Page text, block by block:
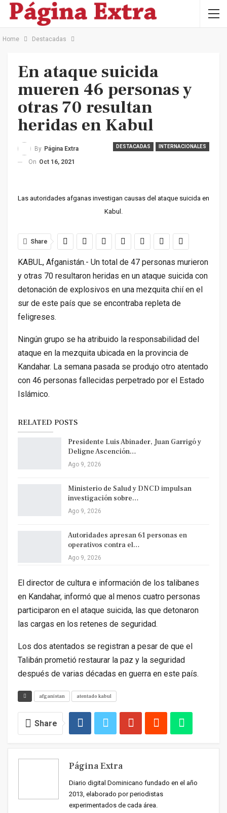
Home Destacadas
En ataque suicida
mueren 46 personas y
otras 70 resultan
heridas en Kabul
DESTACADAS INTERNACIONALES
By Página Extra
On Oct 16, 2021
Las autoridades afganas investigan causas del ataque suicida en
Kabul.
Share
KABUL, Afganistán.- Un total de 47 personas murieron
y otras 70 resultaron heridas en un ataque suicida con
detonación de explosivos en una mezquita chií en el
sur de este país que se encontraba repleta de
feligreses.
Ningún grupo se ha atribuido la responsabilidad del
ataque en la mezquita ubicada en la provincia de
Kandahar. La semana pasada se produjo otro atentado
con 46 personas fallecidas perpetrado por el Estado
Islámico.
RELATED POSTS
Presidente Luis Abinader, Juan Garrigó y
Deligne Ascención…
Ago 9, 2026
Ministerio de Salud y DNCD impulsan
investigación sobre…
Ago 9, 2026
Autoridades apresan 61 personas en
operativos contra el…
Ago 9, 2026
El director de cultura e información de los talibanes
en Kandahar, informó que al menos cuatro personas
participaron en el ataque suicida, las que detonaron
las cargas en los retenes de seguridad.
Los dos atentados se registran a pesar de que el
Talibán prometió restaurar la paz y la seguridad
después de varias décadas en guerra en este país.
afganistan atentado kabul
Share
Página Extra
Diario digital Dominicano fundado en el año
2013, elaborado por periodistas
experimentados de cada área.